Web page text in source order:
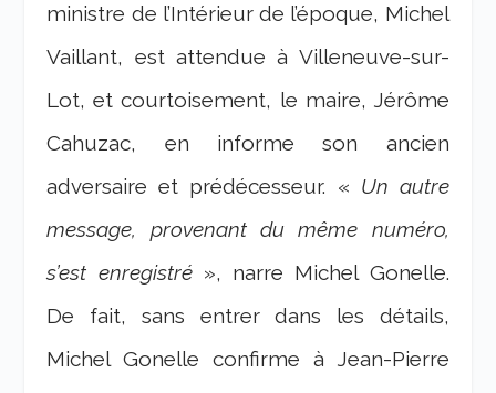
ministre de l’Intérieur de l’époque, Michel
Vaillant, est attendue à Villeneuve-sur-
Lot, et courtoisement, le maire, Jérôme
Cahuzac, en informe son ancien
adversaire et prédécesseur. « Un autre
message, provenant du même numéro,
s’est enregistré», narre Michel Gonelle.
De fait, sans entrer dans les détails,
Michel Gonelle confirme à Jean-Pierre